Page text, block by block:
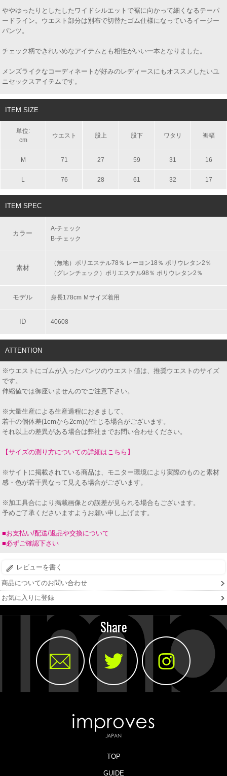
ややゆったりとしたしたワイドシルエットで裾に向かって細くなるテーパ
ードライン。ウエスト部分は別布で切替たゴム仕様になっているイージー
パンツ。
チェック柄できれいめなアイテムとも相性がいい一本となりました。
メンズライクなコーディネートが好みのレディースにもオススメしたいユ
ニセックスアイテムです。
ITEM SIZE
単位:
cm
ウエスト 股上 股下 ワタリ 裾幅
M 71 27 59 31 16
L 76 28 61 32 17
ITEM SPEC
カラー
A‐チェック
B‐チェック
素材
（無地）ポリエステル78％ レーヨン18％ ポリウレタン2％
（グレンチェック）ポリエステル98％ ポリウレタン2％
モデル 身長178cm Ｍサイズ着用
ID 40608
ATTENTION
※ウエストにゴムが入ったパンツのウエスト値は、推奨ウエストのサイズ
です。
伸縮値では御座いませんのでご注意下さい。
※大量生産による生産過程におきまして、
若干の個体差(1cmから2cm)が生じる場合がございます。
それ以上の差異がある場合は弊社までお問い合わせください。
【サイズの測り方についての詳細はこちら】
※サイトに掲載されている商品は、モニター環境により実際のものと素材
感・色が若干異なって見える場合がございます。
※加工具合により掲載画像との誤差が見られる場合もございます。
予めご了承くださいますようお願い申し上げます。
■お支払い/配送/返品や交換について
■必ずご確認下さい
レビューを書く
商品についてのお問い合わせ
お気に入りに登録
Share
TOP
GUIDE